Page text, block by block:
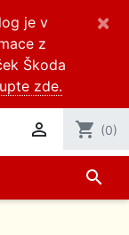
je v
z
Škoda
zde.
×
 shopping_cart (0)
search